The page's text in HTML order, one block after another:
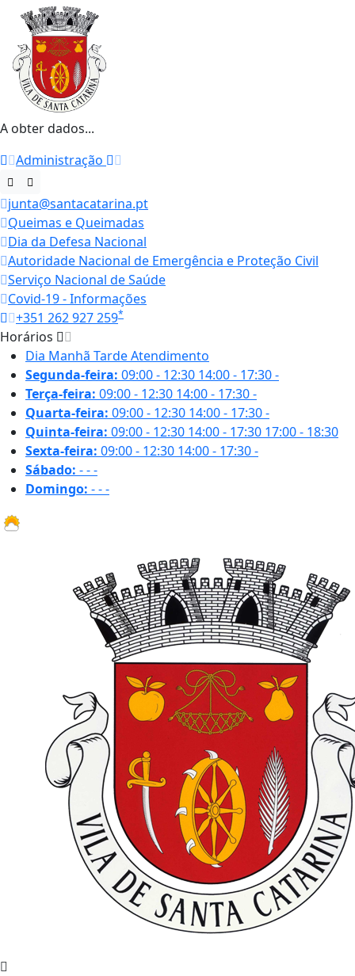
A obter dados...
Administração
junta@santacatarina.pt
Queimas e Queimadas
Dia da Defesa Nacional
Autoridade Nacional de Emergência e Proteção Civil
Serviço Nacional de Saúde
Covid-19 - Informações
+351 262 927 259*
Horários
Dia Manhã TardeAtendimento
Segunda-feira: 09:00 - 12:30 14:00 - 17:30-
Terça-feira: 09:00 - 12:30 14:00 - 17:30-
Quarta-feira: 09:00 - 12:30 14:00 - 17:30-
Quinta-feira: 09:00 - 12:30 14:00 - 17:30 17:00 - 18:30
Sexta-feira: 09:00 - 12:30 14:00 - 17:30-
Sábado: ---
Domingo: ---